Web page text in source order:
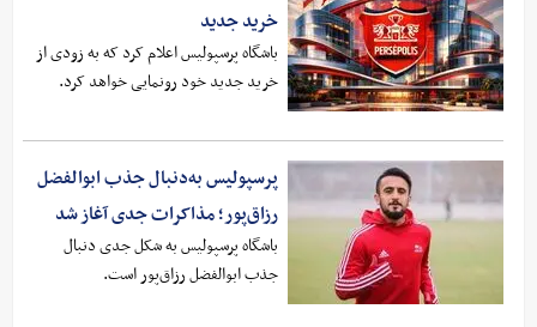
خرید جدید
باشگاه پرسپولیس اعلام کرد که به زودی از
خرید جدید خود رونمایی خواهد کرد.
پرسپولیس به‌دنبال جذب ابوالفضل
رزاق‌پور؛ مذاکرات جدی آغاز شد
باشگاه پرسپولیس به شکل جدی دنبال
جذب ابوالفضل رزاق‌پور است.